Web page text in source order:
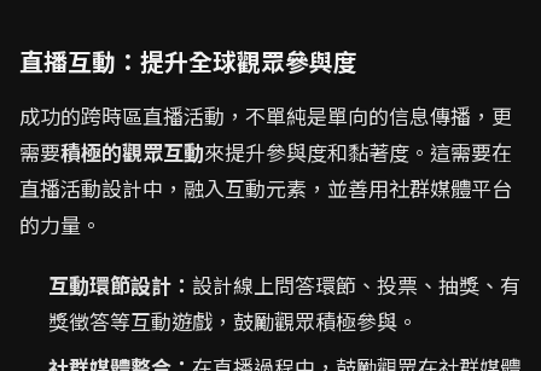
直播互動：提升全球觀眾參與度
成功的跨時區直播活動，不單純是單向的信息傳播，更
需要積極的觀眾互動來提升參與度和黏著度。這需要在
直播活動設計中，融入互動元素，並善用社群媒體平台
的力量。
互動環節設計： 設計線上問答環節、投票、抽獎、有
獎徵答等互動遊戲，鼓勵觀眾積極參與。